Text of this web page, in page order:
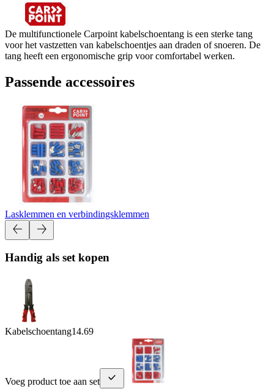
De multifunctionele Carpoint kabelschoentang is een sterke tang
voor het vastzetten van kabelschoentjes aan draden of snoeren. De
tang heeft een ergonomische grip voor comfortabel werken.
Passende accessoires
Lasklemmen en verbindingsklemmen
Handig als set kopen
Kabelschoentang14.69
Voeg product toe aan set